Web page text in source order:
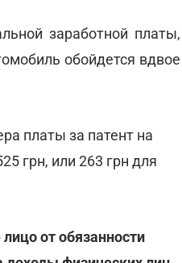
заработной платы,
обойдется вдвое
платы за патент на
грн, или 263 грн для
от обязанности